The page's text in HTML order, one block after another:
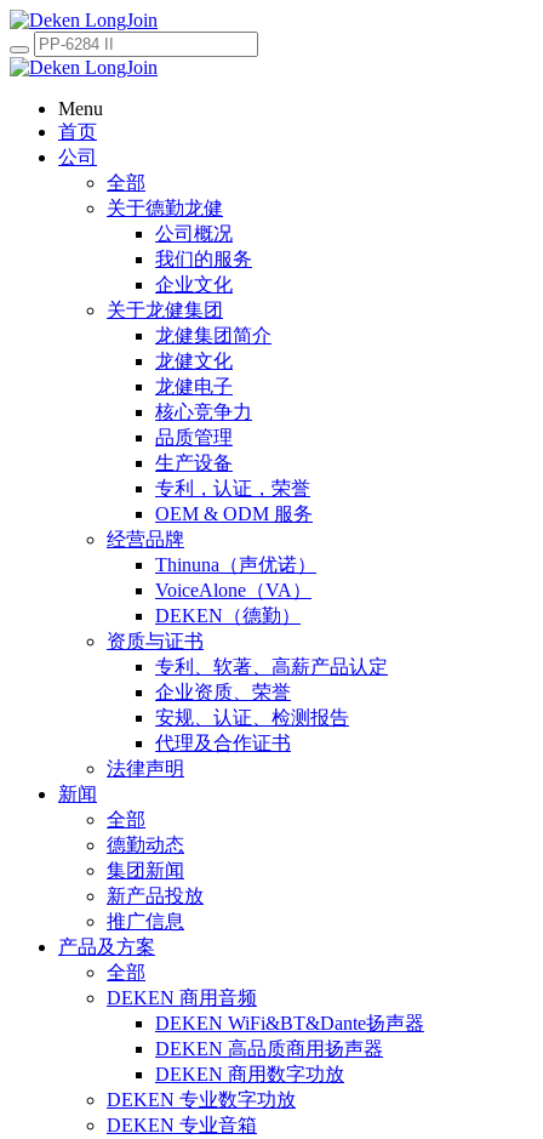
Menu
首页
公司
全部
关于德勤龙健
公司概况
我们的服务
企业文化
关于龙健集团
龙健集团简介
龙健文化
龙健电子
核心竞争力
品质管理
生产设备
专利，认证，荣誉
OEM & ODM 服务
经营品牌
Thinuna（声优诺）
VoiceAlone（VA）
DEKEN（德勤）
资质与证书
专利、软著、高薪产品认定
企业资质、荣誉
安规、认证、检测报告
代理及合作证书
法律声明
新闻
全部
德勤动态
集团新闻
新产品投放
推广信息
产品及方案
全部
DEKEN 商用音频
DEKEN WiFi&BT&Dante扬声器
DEKEN 高品质商用扬声器
DEKEN 商用数字功放
DEKEN 专业数字功放
DEKEN 专业音箱